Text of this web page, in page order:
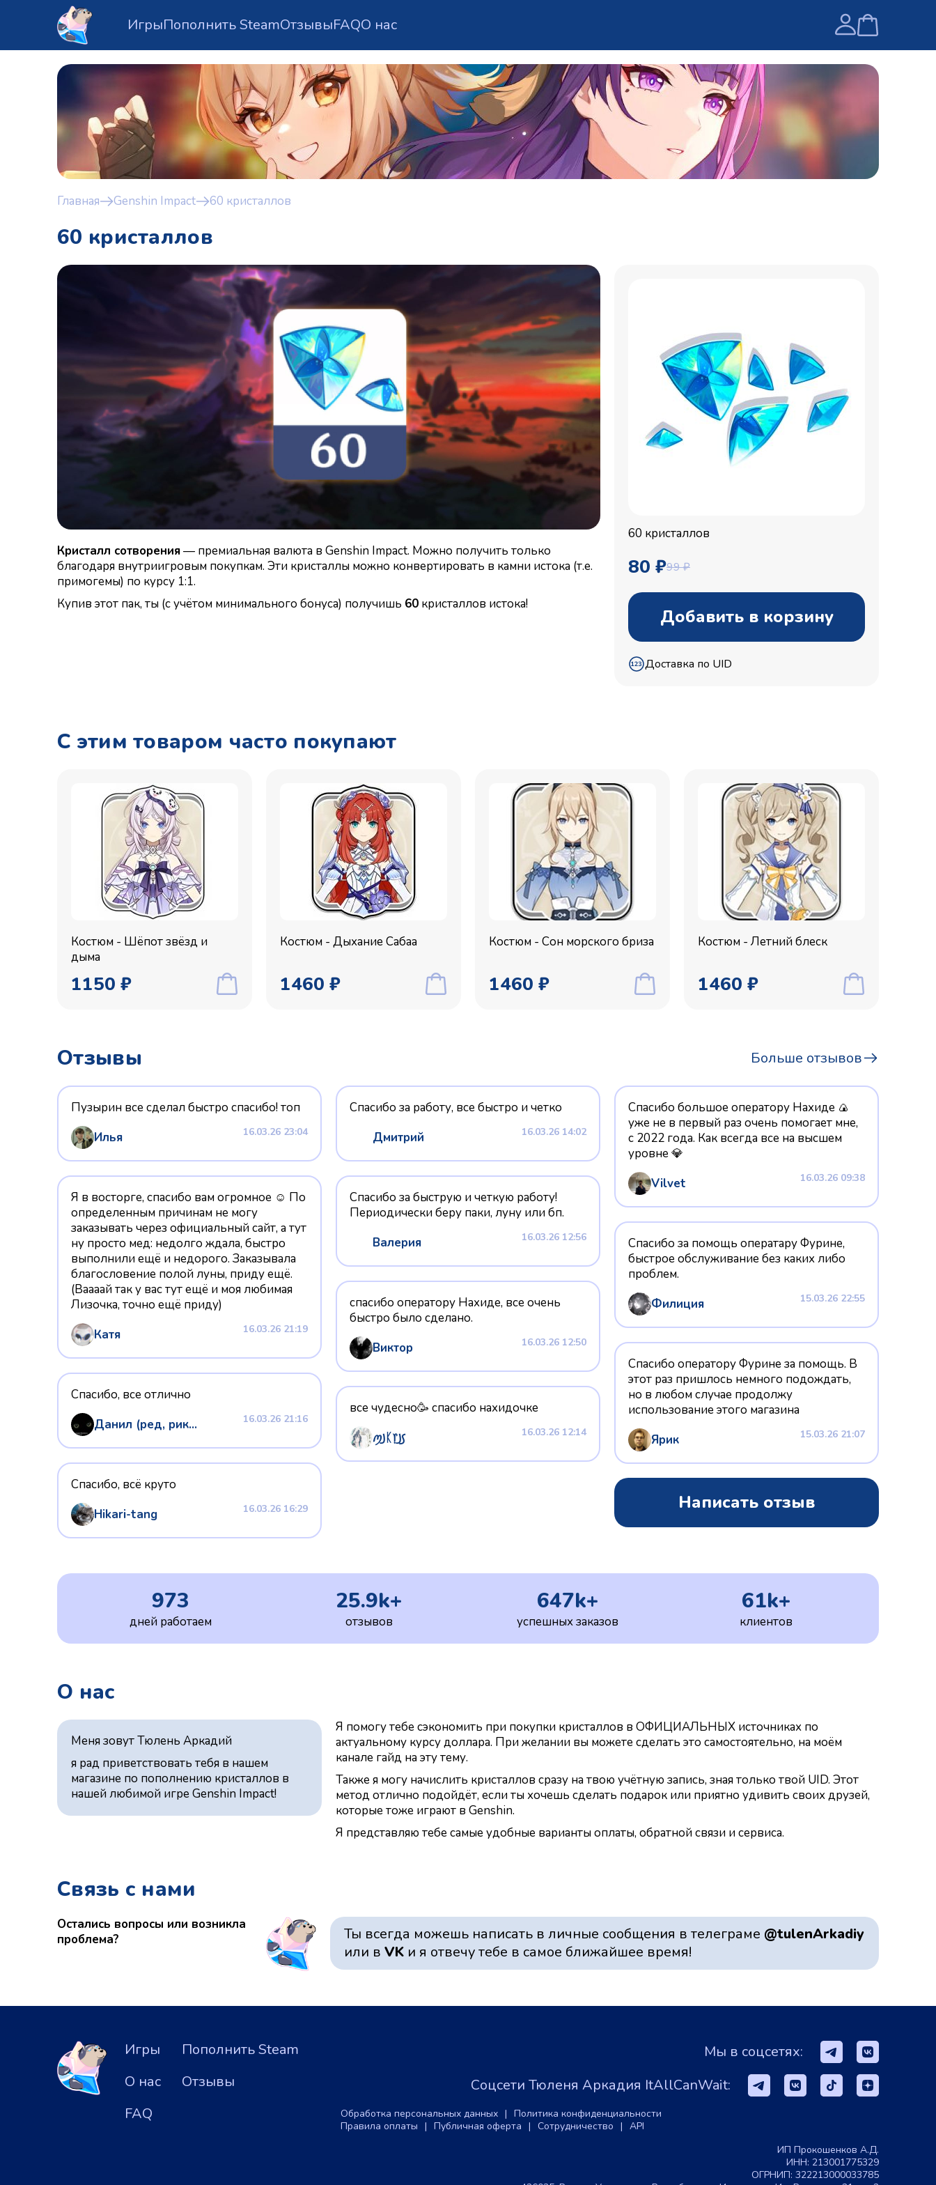
ИгрыПополнить SteamОтзывыFAQО нас
Главная Genshin Impact 60 кристаллов
60 кристаллов
Кристалл сотворения— премиальная валюта в Genshin Impact. Можно получить только
благодаря внутриигровым покупкам. Эти кристаллы можно конвертировать в камни истока (т.е.
примогемы) по курсу 1:1.
Купив этот пак, ты (с учётом минимального бонуса) получишь 60 кристаллов истока!
60 кристаллов
80 ₽99 ₽
Добавить в корзину
Доставка по UID
С этим товаром часто покупают
Костюм - Шёпот звёзд и
дыма
1150 ₽
Костюм - Дыхание Сабаа
1460 ₽
Костюм - Сон морского бриза
1460 ₽
Костюм - Летний блеск
1460 ₽
Отзывы Больше отзывов
Пузырин все сделал быстро спасибо! топ
Илья
16.03.26 23:04
Я в восторге, спасибо вам огромное ☺️ По
определенным причинам не могу
заказывать через официальный сайт, а тут
ну просто мед: недолго ждала, быстро
выполнили ещё и недорого. Заказывала
благословение полой луны, приду ещё.
(Ваааай так у вас тут ещё и моя любимая
Лизочка, точно ещё приду)
Катя
16.03.26 21:19
Спасибо, все отлично
Данил (ред, рик...
16.03.26 21:16
Спасибо, всё круто
Hikari-tang
16.03.26 16:29
Спасибо за работу, все быстро и четко
Дмитрий
16.03.26 14:02
Спасибо за быструю и четкую работу!
Периодически беру паки, луну или бп.
Валерия
16.03.26 12:56
спасибо оператору Нахиде, все очень
быстро было сделано.
Виктор
16.03.26 12:50
все чудесно🥳 спасибо нахидочке
ꪑ꠸ᛕ᥅꠸꠹
16.03.26 12:14
Спасибо большое оператору Нахиде 🍙
уже не в первый раз очень помогает мне,
с 2022 года. Как всегда все на высшем
уровне 💎
Vilvet
16.03.26 09:38
Спасибо за помощь оператару Фурине,
быстрое обслуживание без каких либо
проблем.
Филиция
15.03.26 22:55
Спасибо оператору Фурине за помощь. В
этот раз пришлось немного подождать,
но в любом случае продолжу
использование этого магазина
Ярик
15.03.26 21:07
Написать отзыв
973
дней работаем
25.9k+
отзывов
647k+
успешных заказов
61k+
клиентов
О нас
Меня зовут Тюлень Аркадий
я рад приветствовать тебя в нашем
магазине по пополнению кристаллов в
нашей любимой игре Genshin Impact!
Я помогу тебе сэкономить при покупки кристаллов в ОФИЦИАЛЬНЫХ источниках по
актуальному курсу доллара. При желании вы можете сделать это самостоятельно, на моём
канале гайд на эту тему.
Также я могу начислить кристаллов сразу на твою учётную запись, зная только твой UID. Этот
метод отлично подойдёт, если ты хочешь сделать подарок или приятно удивить своих друзей,
которые тоже играют в Genshin.
Я представляю тебе самые удобные варианты оплаты, обратной связи и сервиса.
Связь с нами
Остались вопросы или возникла
проблема?
Ты всегда можешь написать в личные сообщения в телеграме @tulenArkadiy
или в VK и я отвечу тебе в самое ближайшее время!
Игры
О нас
FAQ
Пополнить Steam
Отзывы
Мы в соцсетях:
Соцсети Тюленя Аркадия ItAllCanWait:
Обработка персональных данных | Политика конфиденциальности
Правила оплаты | Публичная оферта | Сотрудничество | API
ИП Прокошенков А.Д.
ИНН: 213001775329
ОГРНИП: 322213000033785